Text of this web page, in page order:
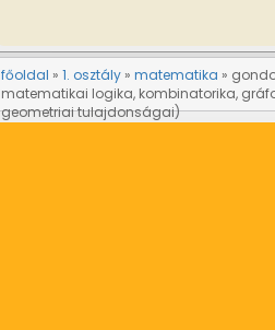
főoldal 1. osztály matematika
matematikai logika, kombinatorika,
geometriai tulajdonságai)